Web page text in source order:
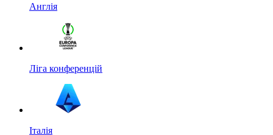
Англія
Ліга конференцій
Італія